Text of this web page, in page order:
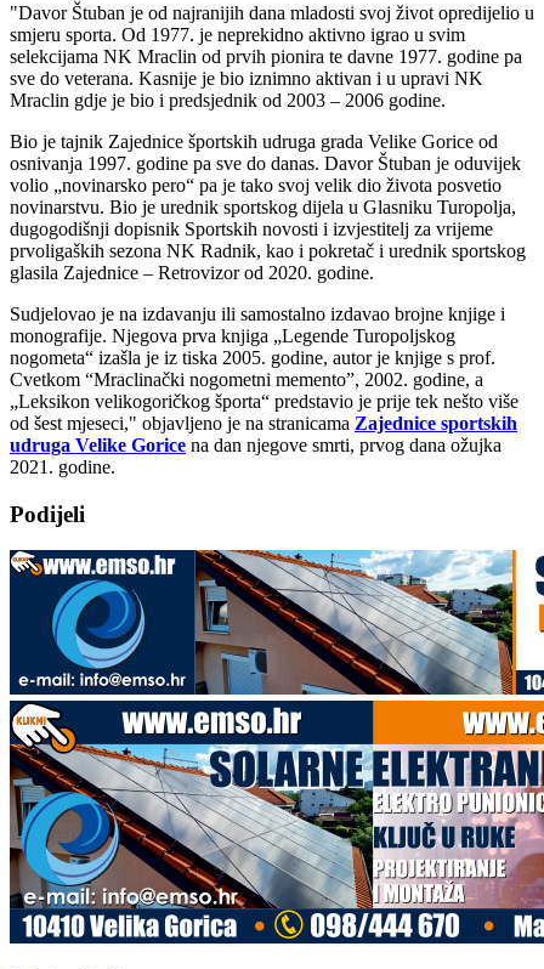
"Davor Štuban je od najranijih dana mladosti svoj život opredijelio u
smjeru sporta. Od 1977. je neprekidno aktivno igrao u svim
selekcijama NK Mraclin od prvih pionira te davne 1977. godine pa
sve do veterana. Kasnije je bio iznimno aktivan i u upravi NK
Mraclin gdje je bio i predsjednik od 2003 – 2006 godine.
Bio je tajnik Zajednice športskih udruga grada Velike Gorice od
osnivanja 1997. godine pa sve do danas. Davor Štuban je oduvijek
volio „novinarsko pero“ pa je tako svoj velik dio života posvetio
novinarstvu. Bio je urednik sportskog dijela u Glasniku Turopolja,
dugogodišnji dopisnik Sportskih novosti i izvjestitelj za vrijeme
prvoligaških sezona NK Radnik, kao i pokretač i urednik sportskog
glasila Zajednice – Retrovizor od 2020. godine.
Sudjelovao je na izdavanju ili samostalno izdavao brojne knjige i
monografije. Njegova prva knjiga „Legende Turopoljskog
nogometa“ izašla je iz tiska 2005. godine, autor je knjige s prof.
Cvetkom “Mraclinački nogometni memento”, 2002. godine, a
„Leksikon velikogoričkog športa“ predstavio je prije tek nešto više
od šest mjeseci," objavljeno je na stranicama Zajednice sportskih
udruga Velike Gorice na dan njegove smrti, prvog dana ožujka
2021. godine.
Podijeli